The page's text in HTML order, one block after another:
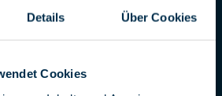
Details Über Cookies
Cookies